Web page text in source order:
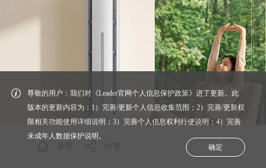
尊敬的用户：我们对《Leader官网个人信息保护政策》进了更新。此
版本的更新内容为：1）完善/更新个人信息收集范围；2）完善/更新权
限相关功能使用详细说明；3）完善个人信息权利行使说明；4）完善
未成年人数据保护说明。
确定